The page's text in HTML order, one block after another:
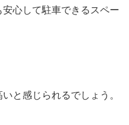
心して駐車できるスペー
と感じられるでしょう。